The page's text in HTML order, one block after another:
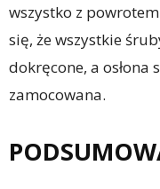
wszystko z
się, że wszystkie
dokręcone, a osłona
zamocowana.